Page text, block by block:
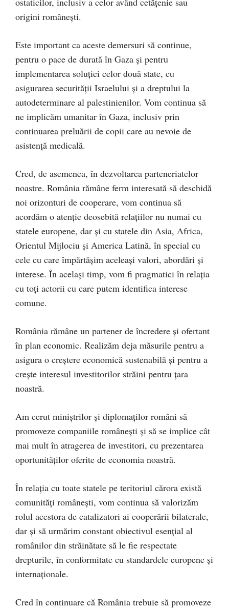
origini românești.
Este important ca aceste demersuri să continue,
pentru o pace de durată în Gaza și pentru
implementarea soluției celor două state, cu
asigurarea securității Israelului și a dreptului la
autodeterminare al palestinienilor. Vom continua să
ne implicăm umanitar în Gaza, inclusiv prin
continuarea preluării de copii care au nevoie de
asistență medicală.
Cred, de asemenea, în dezvoltarea parteneriatelor
noastre. România rămâne ferm interesată să deschidă
noi orizonturi de cooperare, vom continua să
acordăm o atenție deosebită relațiilor nu numai cu
statele europene, dar și cu statele din Asia, Africa,
Orientul Mijlociu și America Latină, în special cu
cele cu care împărtășim aceleași valori, abordări și
interese. În același timp, vom fi pragmatici în relația
cu toți actorii cu care putem identifica interese
comune.
România rămâne un partener de încredere și ofertant
în plan economic. Realizăm deja măsurile pentru a
asigura o creștere economică sustenabilă și pentru a
crește interesul investitorilor străini pentru țara
noastră.
Am cerut miniștrilor și diplomaților români să
promoveze companiile românești și să se implice cât
mai mult în atragerea de investitori, cu prezentarea
oportunităților oferite de economia noastră.
În relația cu toate statele pe teritoriul cărora există
comunități românești, vom continua să valorizăm
rolul acestora de catalizatori ai cooperării bilaterale,
dar și să urmărim constant obiectivul esențial al
românilor din străinătate să le fie respectate
drepturile, în conformitate cu standardele europene și
internaționale.
Cred în continuare că România trebuie să promoveze